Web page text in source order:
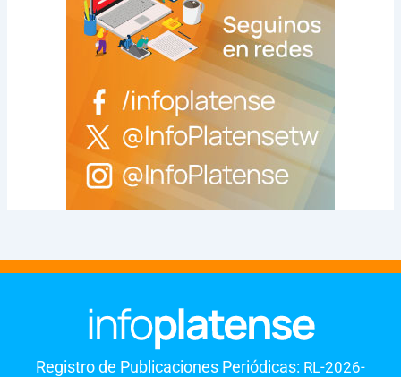
Registro de Publicaciones Periódicas: RL-2026-